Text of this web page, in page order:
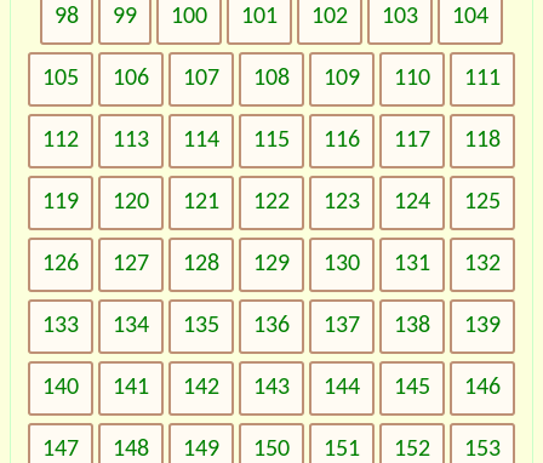
98 99 100 101 102 103 104
105 106 107 108 109 110 111
112 113 114 115 116 117 118
119 120 121 122 123 124 125
126 127 128 129 130 131 132
133 134 135 136 137 138 139
140 141 142 143 144 145 146
147 148 149 150 151 152 153